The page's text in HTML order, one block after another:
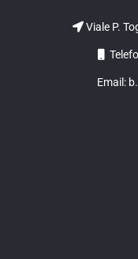
Viale P.
Email: